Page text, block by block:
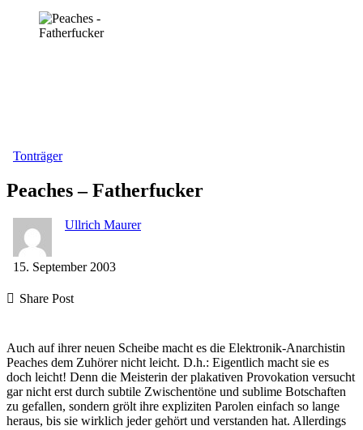
Tonträger
Peaches – Fatherfucker
Ullrich Maurer
15. September 2003
Share Post
on
Facebook
URL
to
clipboard
Link
via
eMail
Auch auf ihrer neuen Scheibe macht es die Elektronik-Anarchistin
Peaches dem Zuhörer nicht leicht. D.h.: Eigentlich macht sie es
doch leicht! Denn die Meisterin der plakativen Provokation versucht
gar nicht erst durch subtile Zwischentöne und sublime Botschaften
zu gefallen, sondern grölt ihre expliziten Parolen einfach so lange
heraus, bis sie wirklich jeder gehört und verstanden hat. Allerdings